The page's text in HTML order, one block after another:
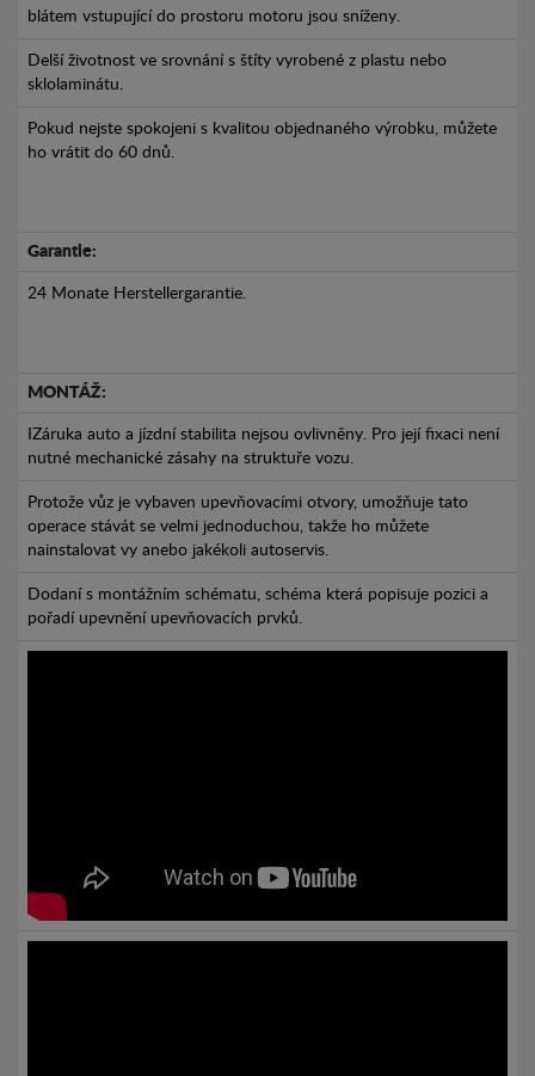
blátem vstupující do prostoru motoru jsou sníženy.
Delší životnost ve srovnání s štíty vyrobené z plastu nebo
sklolaminátu.
Pokud nejste spokojeni s kvalitou objednaného výrobku, můžete
ho vrátit do 60 dnů.
Garantie:
24 Monate Herstellergarantie.
MONTÁŽ:
IZáruka auto a jízdní stabilita nejsou ovlivněny. Pro její fixaci není
nutné mechanické zásahy na struktuře vozu.
Protože vůz je vybaven upevňovacími otvory, umožňuje tato
operace stávát se velmi jednoduchou, takže ho můžete
nainstalovat vy anebo jakékoli autoservis.
Dodaní s montážním schématu, schéma která popisuje pozici a
pořadí upevnění upevňovacích prvků.